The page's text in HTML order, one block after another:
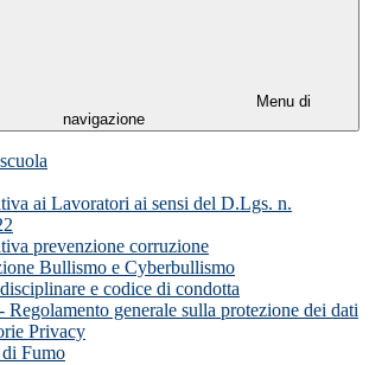
Menu di
navigazione
ai Lavoratori ai sensi del D.Lgs. n.
prevenzione corruzione
Bullismo e Cyberbullismo
e codice di condotta
Regolamento generale sulla protezione dei dati
Privacy
Fumo